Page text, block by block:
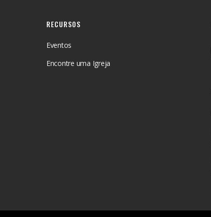
RECURSOS
Eventos
Encontre uma Igreja